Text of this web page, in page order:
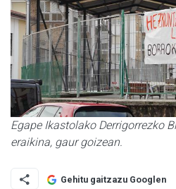
Egape Ikastolako Derrigorrezko
eraikina, gaur goizean.
Gehitu gaitzazu Googlen